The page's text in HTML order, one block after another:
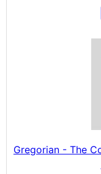
Gregorian - The